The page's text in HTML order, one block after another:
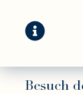
Besuch